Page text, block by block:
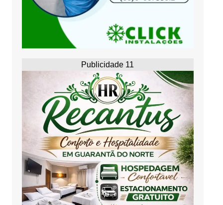
Publicidade 11